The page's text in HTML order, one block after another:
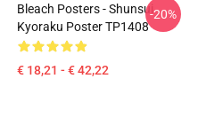
Bleach Posters - Shunsui
Kyoraku Poster TP1408
€ 18,21 - € 42,22
-20%